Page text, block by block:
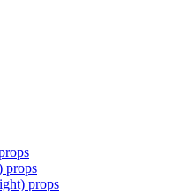
props
props